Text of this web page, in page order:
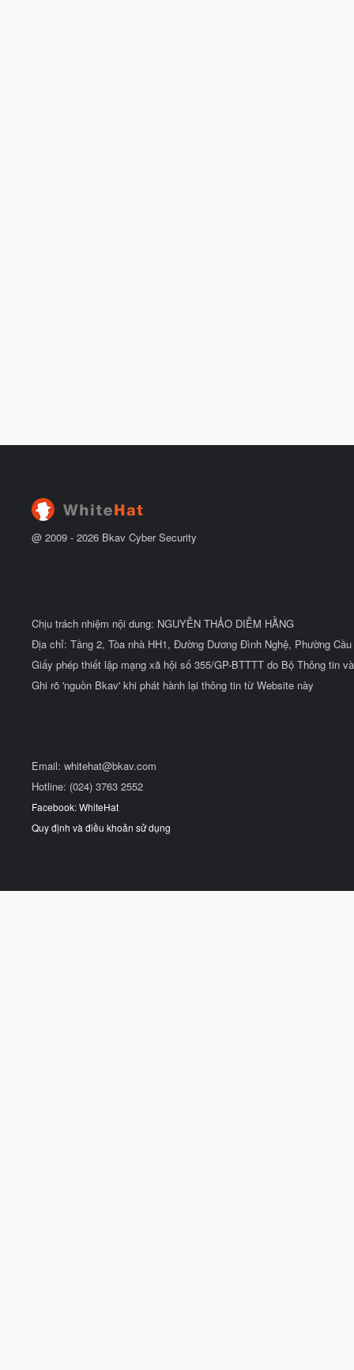
@ 2009 - 2026 Bkav Cyber Security
Chịu trách nhiệm nội dung: NGUYỄN THẢO DIỄM HẰNG
Địa chỉ: Tầng 2, Tòa nhà HH1, Đường Dương Đình Nghệ, Phường
Giấy phép thiết lập mạng xã hội số 355/GP-BTTTT do Bộ Thông tin
Ghi rõ 'nguồn Bkav' khi phát hành lại thông tin từ Website này
Email: whitehat@bkav.com
Hotline: (024) 3763 2552
Facebook: WhiteHat
Quy định và điều khoản sử dụng